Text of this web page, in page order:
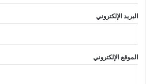
البريد الإلكتروني
الموقع الإلكتروني